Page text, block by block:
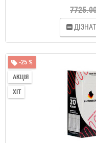
-25 %
АКЦІЯ
ХІТ